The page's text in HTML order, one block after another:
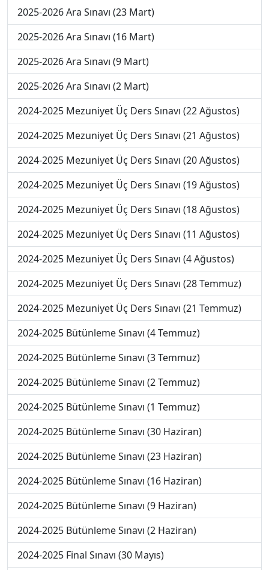
2025-2026 Ara Sınavı (23 Mart)
2025-2026 Ara Sınavı (16 Mart)
2025-2026 Ara Sınavı (9 Mart)
2025-2026 Ara Sınavı (2 Mart)
2024-2025 Mezuniyet Üç Ders Sınavı (22 Ağustos)
2024-2025 Mezuniyet Üç Ders Sınavı (21 Ağustos)
2024-2025 Mezuniyet Üç Ders Sınavı (20 Ağustos)
2024-2025 Mezuniyet Üç Ders Sınavı (19 Ağustos)
2024-2025 Mezuniyet Üç Ders Sınavı (18 Ağustos)
2024-2025 Mezuniyet Üç Ders Sınavı (11 Ağustos)
2024-2025 Mezuniyet Üç Ders Sınavı (4 Ağustos)
2024-2025 Mezuniyet Üç Ders Sınavı (28 Temmuz)
2024-2025 Mezuniyet Üç Ders Sınavı (21 Temmuz)
2024-2025 Bütünleme Sınavı (4 Temmuz)
2024-2025 Bütünleme Sınavı (3 Temmuz)
2024-2025 Bütünleme Sınavı (2 Temmuz)
2024-2025 Bütünleme Sınavı (1 Temmuz)
2024-2025 Bütünleme Sınavı (30 Haziran)
2024-2025 Bütünleme Sınavı (23 Haziran)
2024-2025 Bütünleme Sınavı (16 Haziran)
2024-2025 Bütünleme Sınavı (9 Haziran)
2024-2025 Bütünleme Sınavı (2 Haziran)
2024-2025 Final Sınavı (30 Mayıs)